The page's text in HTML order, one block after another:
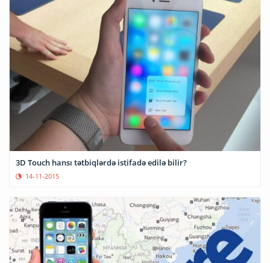
3D Touch hansı tətbiqlərdə istifadə edilə bilir?
14-11-2015